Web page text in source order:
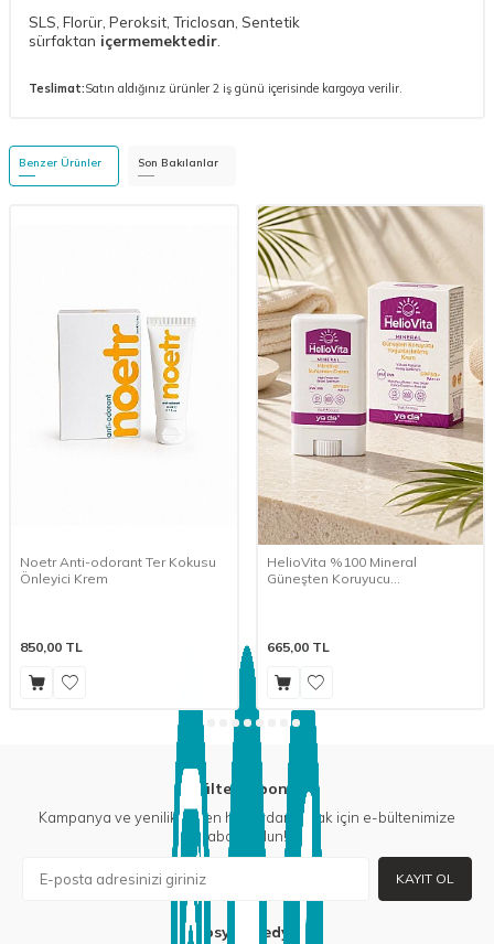
SLS, Florür, Peroksit, Triclosan, Sentetik
sürfaktan içermemektedir
Teslimat:Satın aldığınız ürünler 2 iş günü içerisinde kargoya verilir.
Benzer Ürünler Son Bakılanlar
Noetr Anti-odorant Ter Kokusu
Önleyici Krem
850,00 TL
HelioVita %100 Mineral
Güneşten Koruyucu
665,00TL
E-Bülten Aboneliği
Kampanya ve yeniliklerden haberdar olmak için e-bültenimize
abone olun!
KAYIT OL
Sosyal Medya